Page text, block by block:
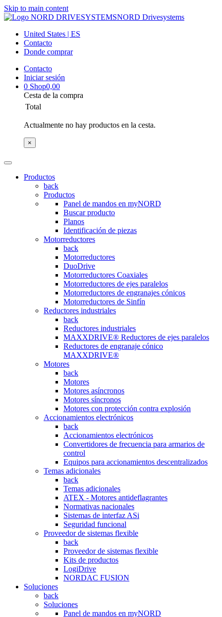
Skip to main content
NORD Drivesystems
United States | ES
Contacto
Donde comprar
Contacto
Iniciar sesión
0 Shop0,00
Cesta de la compra
Total
Actualmente no hay productos en la cesta.
×
Productos
back
Productos
Panel de mandos en myNORD
Buscar producto
Planos
Identificación de piezas
Motorreductores
back
Motorreductores
DuoDrive
Motorreductores Coaxiales
Motorreductores de ejes paralelos
Motorreductores de engranajes cónicos
Motorreductores de Sinfín
Reductores industriales
back
Reductores industriales
MAXXDRIVE® Reductores de ejes paralelos
Reductores de engranaje cónico
MAXXDRIVE®
Motores
back
Motores
Motores asíncronos
Motores síncronos
Motores con protección contra explosión
Accionamientos electrónicos
back
Accionamientos electrónicos
Convertidores de frecuencia para armarios de
control
Equipos para accionamientos descentralizados
Temas adicionales
back
Temas adicionales
ATEX - Motores antideflagrantes
Normativas nacionales
Sistemas de interfaz ASi
Seguridad funcional
Proveedor de sistemas flexible
back
Proveedor de sistemas flexible
Kits de productos
LogiDrive
NORDAC FUSION
Soluciones
back
Soluciones
Panel de mandos en myNORD